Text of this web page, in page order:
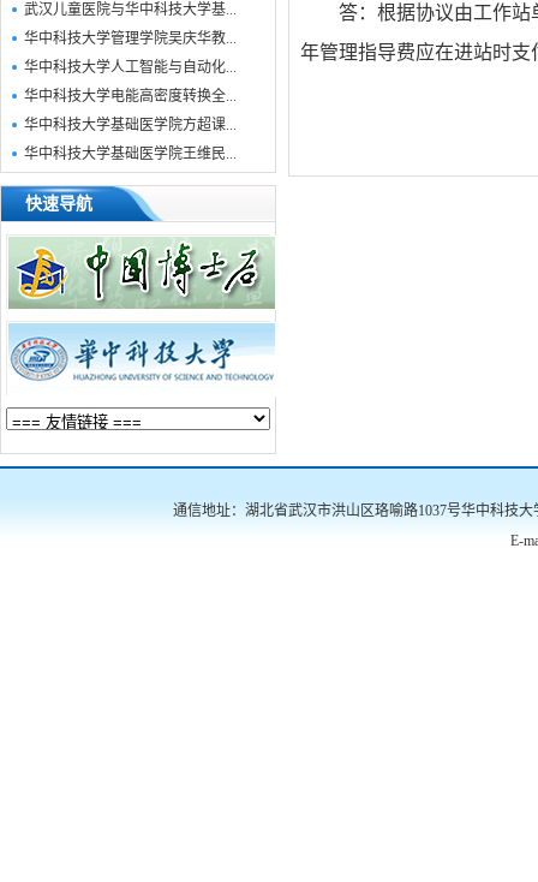
武汉儿童医院与华中科技大学基...
华中科技大学管理学院吴庆华教...
华中科技大学人工智能与自动化...
华中科技大学电能高密度转换全...
华中科技大学基础医学院方超课...
华中科技大学基础医学院王维民...
快速导航
答： 根据协议由工作站
年管理指导费应在进站时支
通信地址：湖北省武汉市洪山区珞喻路1037号华中科技大
E-